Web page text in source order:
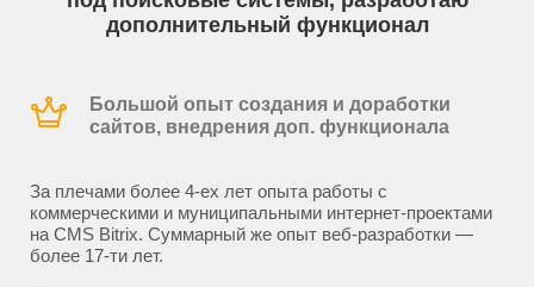
дополнительный функционал
Большой опыт создания и доработки
сайтов, внедрения доп. функционала
За плечами более 4-ех лет опыта работы с
коммерческими и муниципальными интернет-проектами
на CMS Bitrix. Суммарный же опыт веб-разработки —
более 17-ти лет.